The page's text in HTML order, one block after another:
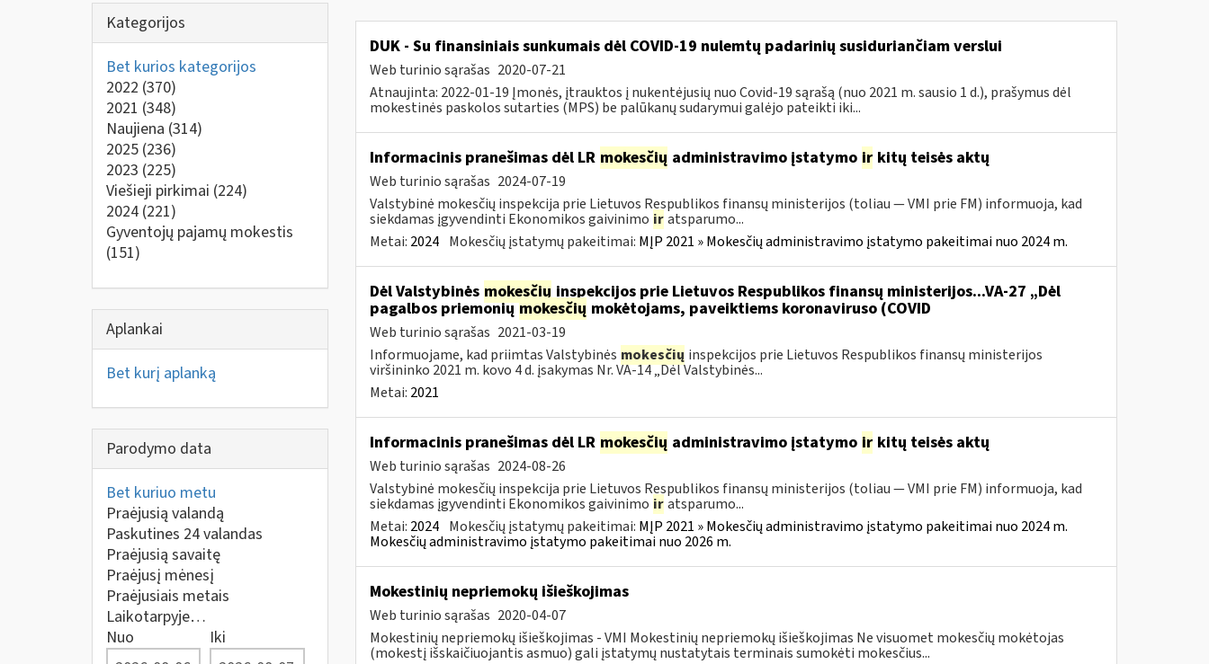
Kategorijos
Bet kurios kategorijos
2022 (370)
2021 (348)
Naujiena (314)
2025 (236)
2023 (225)
Viešieji pirkimai (224)
2024 (221)
Gyventojų pajamų mokestis
(151)
Aplankai
Bet kurį aplanką
Parodymo data
Bet kuriuo metu
Praėjusią valandą
Paskutines 24 valandas
Praėjusią savaitę
Praėjusį mėnesį
Praėjusiais metais
Laikotarpyje…
Nuo
Iki
DUK - Su finansiniais sunkumais dėl COVID-19 nulemtų padarinių susiduriančiam verslui
Web turinio sąrašas 2020-07-21
Atnaujinta: 2022-01-19 Įmonės, įtrauktos į nukentėjusių nuo Covid-19 sąrašą (nuo 2021 m. sausio 1 d.), prašymus dėl
mokestinės paskolos sutarties (MPS) be palūkanų sudarymui galėjo pateikti iki...
Informacinis pranešimas dėl LR mokesčių administravimo įstatymo irkitų teisės aktų
Web turinio sąrašas 2024-07-19
Valstybinė mokesčių inspekcija prie Lietuvos Respublikos finansų ministerijos (toliau — VMI prie FM) informuoja, kad
siekdamas įgyvendinti Ekonomikos gaivinimo ir atsparumo...
Metai: 2024 Mokesčių įstatymų pakeitimai: MĮP 2021 » Mokesčių administravimo įstatymo pakeitimai nuo 2024 m.
Dėl Valstybinės mokesčiųinspekcijos prie Lietuvos Respublikos finansų ministerijos...VA-27 „Dėl
pagalbos priemoniųmokesčių mokėtojams, paveiktiems koronaviruso (COVID
Web turinio sąrašas 2021-03-19
Informuojame, kad priimtas Valstybinės mokesčių inspekcijos prie Lietuvos Respublikos finansų ministerijos
viršininko 2021 m. kovo 4 d. įsakymas Nr. VA-14 „Dėl Valstybinės...
Metai: 2021
Informacinis pranešimas dėl LR mokesčių administravimo įstatymo irkitų teisės aktų
Web turinio sąrašas 2024-08-26
Valstybinė mokesčių inspekcija prie Lietuvos Respublikos finansų ministerijos (toliau — VMI prie FM) informuoja, kad
siekdamas įgyvendinti Ekonomikos gaivinimo ir atsparumo...
Metai: 2024 Mokesčių įstatymų pakeitimai: MĮP 2021 » Mokesčių administravimo įstatymo pakeitimai nuo 2024 m.
Mokesčių administravimo įstatymo pakeitimai nuo 2026 m.
Mokestinių nepriemokų išieškojimas
Web turinio sąrašas 2020-04-07
Mokestinių nepriemokų išieškojimas - VMI Mokestinių nepriemokų išieškojimas Ne visuomet mokesčių mokėtojas
(mokestį išskaičiuojantis asmuo) gali įstatymų nustatytais terminais sumokėti mokesčius...